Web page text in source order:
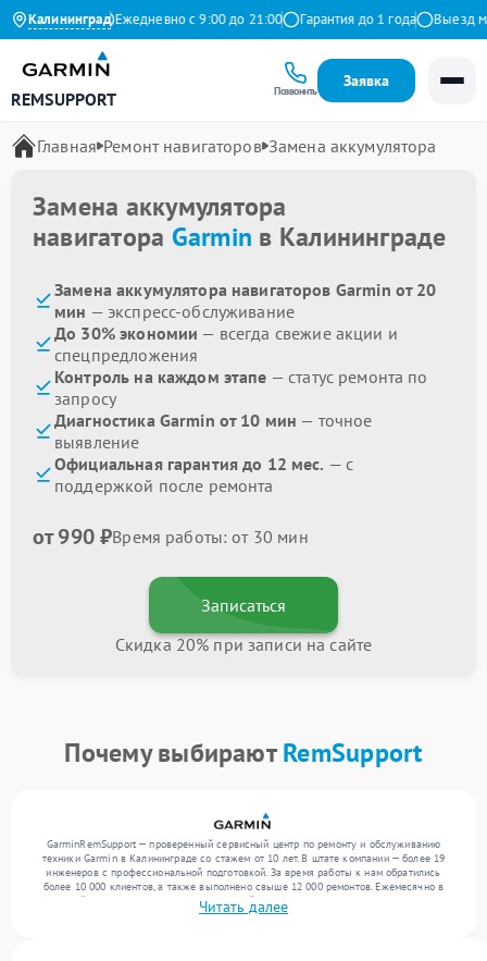
Калининград
на Яндекс Ежедневно с 9:00 до 21:00 Гарантия до 1 года Выезд
REMSUPPORT Позвонить
Заявка
Главная Ремонт навигаторов Замена аккумулятора
Замена аккумулятора
навигатора Garmin в Калининграде
Замена аккумулятора навигаторов Garmin от 20
мин — экспресс-обслуживание
До 30% экономии — всегда свежие акции и
спецпредложения
Контроль на каждом этапе — статус ремонта по
запросу
Диагностика Garmin от 10 мин — точное
выявление
Официальная гарантия до 12 мес. — с
поддержкой после ремонта
от 990 ₽Время работы: от 30 мин
Записаться
Скидка 20% при записи на сайте
Почему выбираютRemSupport
GarminRemSupport — проверенный сервисный центр по ремонту и обслуживанию
техники Garmin в Калининграде со стажем от 10 лет. В штате компании — более 19
инженеров с профессиональной подготовкой. За время работы к нам обратились
более 10 000 клиентов, а также выполнено свыше 12 000 ремонтов. Ежемесячно в
сервисный центр поступает более 300 устройств, включая , , . Мы работаем с широким
спектром неисправностей и предлагаем стабильный уровень сервиса благодаря
Читать далее